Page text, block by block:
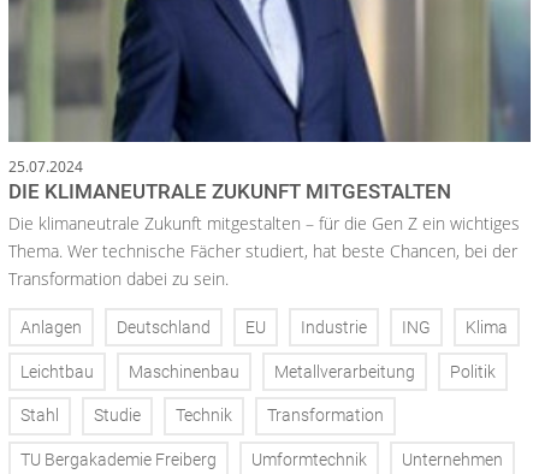
25.07.2024
DIE KLIMANEUTRALE ZUKUNFT MITGESTALTEN
Die klimaneutrale Zukunft mitgestalten – für die Gen Z ein wichtiges
Thema. Wer technische Fächer studiert, hat beste Chancen, bei der
Transformation dabei zu sein.
Anlagen Deutschland EU Industrie ING Klima
Leichtbau Maschinenbau Metallverarbeitung Politik
Stahl Studie Technik Transformation
TU Bergakademie Freiberg Umformtechnik Unternehmen